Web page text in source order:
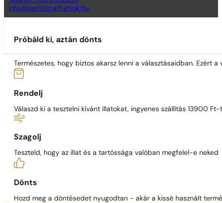
info@parizsiparfumok.hu
Próbáld ki, aztán dönts
Természetes, hogy biztos akarsz lenni a választásaidban. Ezért
Rendelj
Válaszd ki a tesztelni kívánt illatokat, ingyenes szállítás 13900 Ft-
Szagolj
Teszteld, hogy az illat és a tartóssága valóban megfelel-e neked
Dönts
Hozd meg a döntésedet nyugodtan - akár a kissé használt